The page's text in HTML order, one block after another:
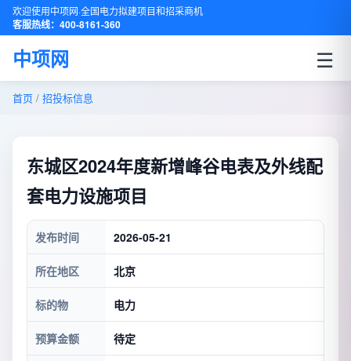
欢迎使用中项网·全国电力拟建项目和招采商机
客服热线：400-8161-360
中项网 ☰
首页 / 招投标信息
东城区2024年度新增峰谷电表及外线配
套电力设施项目
发布时间 2026-05-21
所在地区 北京
标的物 电力
预算金额 待定